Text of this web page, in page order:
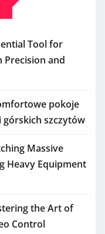
Tool for
and
pokoje
górskich szczytów
Massive
Heavy Equipment
the Art of
Control